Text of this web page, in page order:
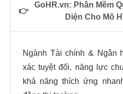
👉
GoHR.vn: Phần Mềm
Diện Cho Mô
Ngành Tài chính & Ngân
xác tuyệt đối, năng lực
khả năng thích ứng